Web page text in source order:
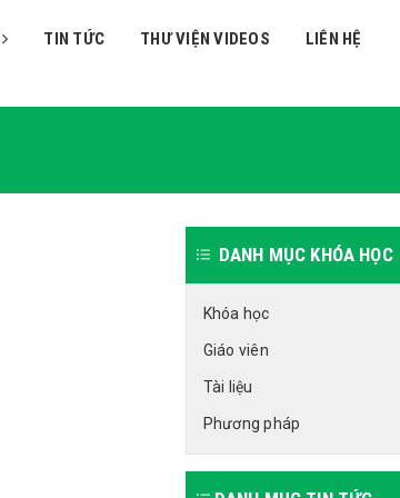
TIN TỨC THƯ VIỆN VIDEOS LIÊN HỆ
DANH MỤC KHÓA HỌC
Khóa học
Giáo viên
Tài liệu
Phương pháp